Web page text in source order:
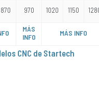
870 970 1020 1150
MÁS
INFO
MÁS INFO
CNC de Startech